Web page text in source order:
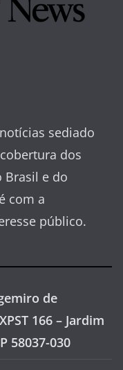
sediado
dos
Brasil e do
com a
público.
de
166 – Jardim
58037-030